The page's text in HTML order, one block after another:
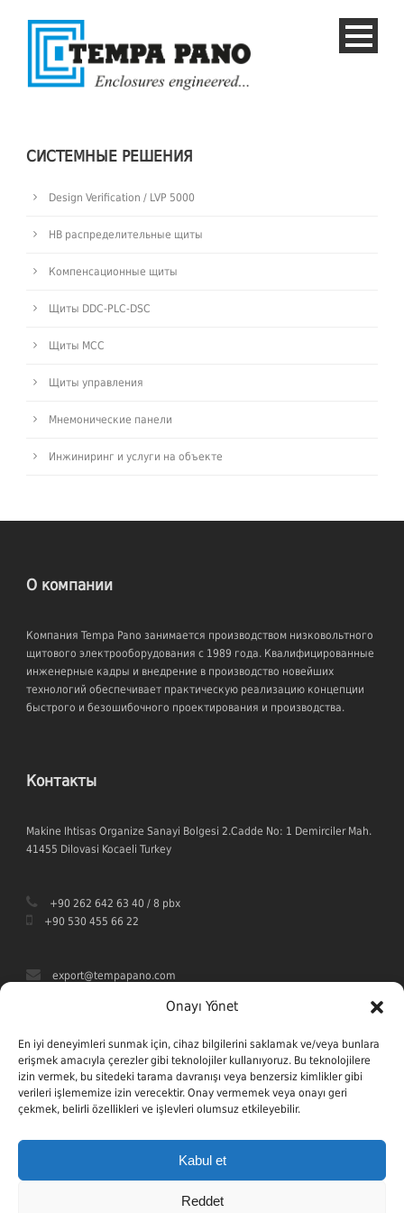
Onayı Yönet
En iyi deneyimleri sunmak için, cihaz bilgilerini saklamak ve/veya bunlara
erişmek amacıyla çerezler gibi teknolojiler kullanıyoruz. Bu teknolojilere
izin vermek, bu sitedeki tarama davranışı veya benzersiz kimlikler gibi
verileri işlememize izin verecektir. Onay vermemek veya onayı geri
çekmek, belirli özellikleri ve işlevleri olumsuz etkileyebilir.
Kabul et
Reddet
СИСТЕМНЫЕ РЕШЕНИЯ
Design Verification / LVP 5000
НВ распределительные щиты
Компенсационные щиты
Щиты DDC-PLC-DSC
Щиты MCC
Щиты управления
Мнемонические панели
Инжиниринг и услуги на объекте
О компании
Компания Tempa Pano занимается производством низковольтного
щитового электрооборудования с 1989 года. Квалифицированные
инженерные кадры и внедрение в производство новейших
технологий обеспечивает практическую реализацию концепции
быстрого и безошибочного проектирования и производства.
Контакты
Makine Ihtisas Organize Sanayi Bolgesi 2.Cadde No: 1 Demirciler Mah.
41455 Dilovasi Kocaeli Turkey
+90 262 642 63 40 / 8 pbx
+90 530 455 66 22
export@tempapano.com